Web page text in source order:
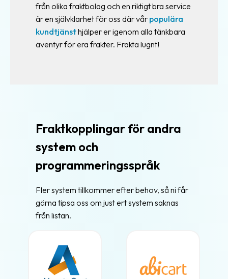
från olika fraktbolag och en riktigt bra service
är en självklarhet för oss där vår populära
kundtjänsthjälper er igenom alla tänkbara
äventyr för era frakter. Frakta lugnt!
Fraktkopplingar för andra
system och
programmeringsspråk
Fler system tillkommer efter behov, så ni får
gärna tipsa oss om just ert system saknas
från listan.